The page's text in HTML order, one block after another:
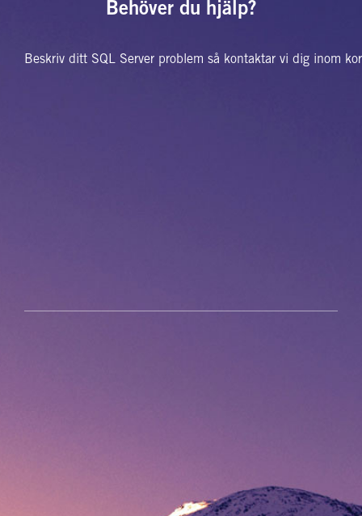
Behöver du hjälp?
Beskriv ditt SQL Server problem så kontaktar vi dig inom